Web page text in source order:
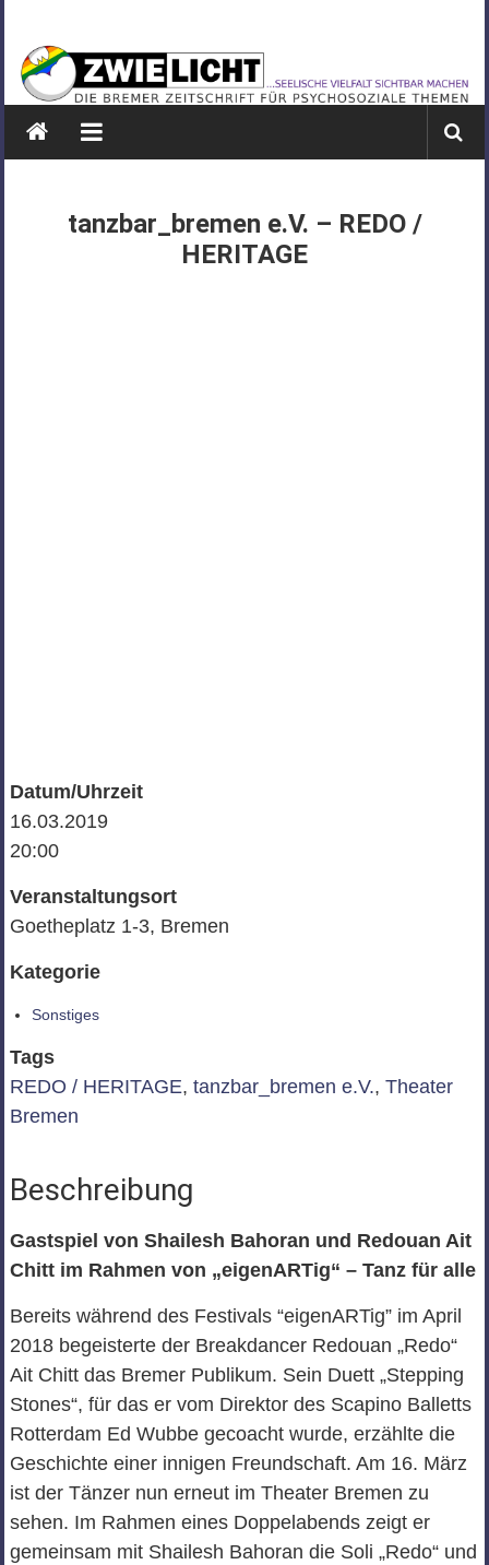
springen
ZWIELICHT
BREMEN
DIE
PSYCHOSOZIALE
tanzbar_bremen e.V. – REDO /
HERITAGE
Datum/Uhrzeit
16.03.2019
20:00
Veranstaltungsort
Goetheplatz 1-3, Bremen
Kategorie
Sonstiges
Tags
REDO / HERITAGE, tanzbar_bremen e.V., Theater
Bremen
Beschreibung
Gastspiel von Shailesh Bahoran und Redouan Ait
Chitt im Rahmen von „eigenARTig“ – Tanz für alle
Bereits während des Festivals “eigenARTig” im April
2018 begeisterte der Breakdancer Redouan „Redo“
Ait Chitt das Bremer Publikum. Sein Duett „Stepping
Stones“, für das er vom Direktor des Scapino Balletts
Rotterdam Ed Wubbe gecoacht wurde, erzählte die
Geschichte einer innigen Freundschaft. Am 16. März
ist der Tänzer nun erneut im Theater Bremen zu
sehen. Im Rahmen eines Doppelabends zeigt er
gemeinsam mit Shailesh Bahoran die Soli „Redo“ und